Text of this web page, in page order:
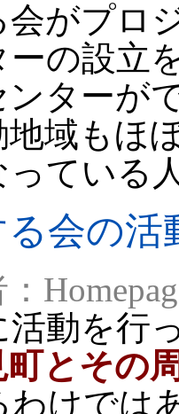
会がプロ
ーの設立
ンターが
地域もほ
っている
会の活
動を行
とその
わけでは